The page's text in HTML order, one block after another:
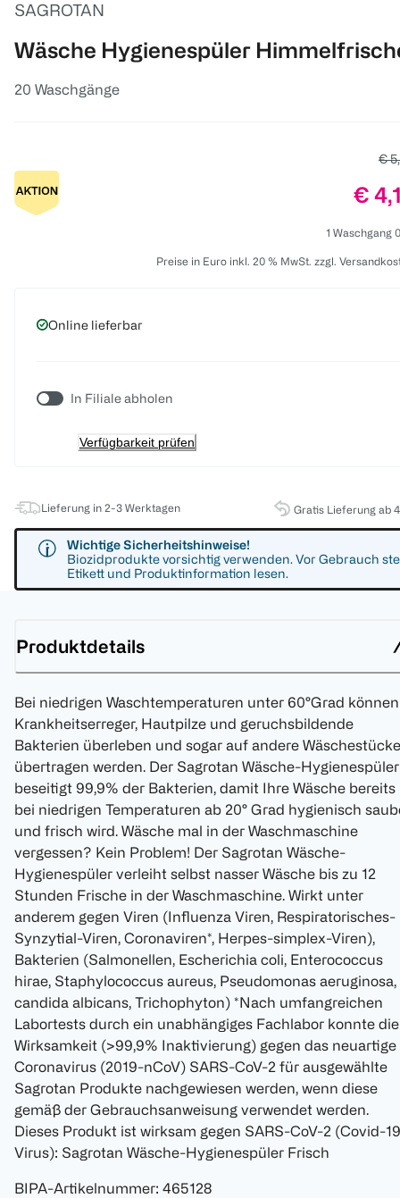
SAGROTAN
Wäsche Hygienespüler
20 Waschgänge
€
€
1 Waschgang
Preise in Euro inkl. 20 % MwSt. zzgl.
Online lieferbar
In Filiale abholen
Verfügbarkeit prüfen
Lieferung in 2-3 Werktagen Gratis Lieferung ab
Wichtige Sicherheitshinweise!
Biozidprodukte vorsichtig verwenden. Vor Gebrauch
Etikett und Produktinformation lesen.
Produktdetails
Bei niedrigen Waschtemperaturen unter 60°Grad können
Krankheitserreger, Hautpilze und geruchsbildende
Bakterien überleben und sogar auf andere Wäschestücke
übertragen werden. Der Sagrotan Wäsche-Hygienespüler
beseitigt 99,9% der Bakterien, damit Ihre Wäsche bereits
bei niedrigen Temperaturen ab 20° Grad hygienisch
und frisch wird. Wäsche mal in der Waschmaschine
vergessen? Kein Problem! Der Sagrotan Wäsche-
Hygienespüler verleiht selbst nasser Wäsche bis zu 12
Stunden Frische in der Waschmaschine. Wirkt unter
anderem gegen Viren (Influenza Viren, Respiratorisches-
Synzytial-Viren, Coronaviren*, Herpes-simplex-Viren),
Bakterien (Salmonellen, Escherichia coli, Enterococcus
hirae, Staphylococcus aureus, Pseudomonas aeruginosa,
candida albicans, Trichophyton) *Nach umfangreichen
Labortests durch ein unabhängiges Fachlabor konnte die
Wirksamkeit (>99,9% Inaktivierung) gegen das neuartige
Coronavirus (2019-nCoV) SARS-CoV-2 für ausgewählte
Sagrotan Produkte nachgewiesen werden, wenn diese
gemäß der Gebrauchsanweisung verwendet werden.
Dieses Produkt ist wirksam gegen SARS-CoV-2 (Covid-19
Virus): Sagrotan Wäsche-Hygienespüler Frisch
BIPA-Artikelnummer: 465128